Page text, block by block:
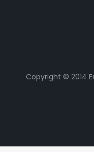
Copyright © 2014